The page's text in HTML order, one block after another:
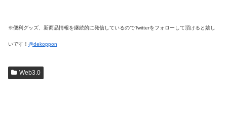
※便利グッズ、新商品情報を継続的に発信しているのでTwitterをフォローして頂けると嬉し
いです！ @dekoppon
Web3.0